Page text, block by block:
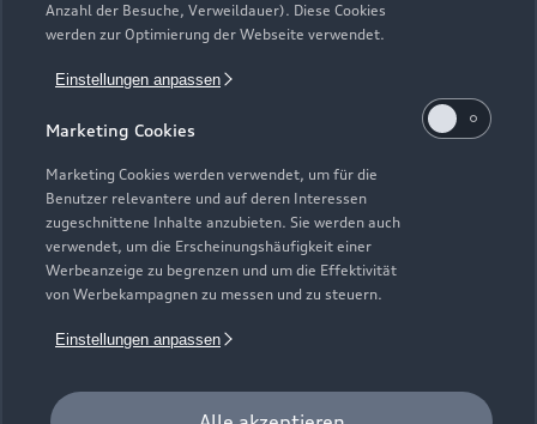
Anzahl der Besuche, Verweildauer). Diese Cookies
werden zur Optimierung der Webseite verwendet.
Einstellungen anpassen
Marketing Cookies
Marketing Cookies werden verwendet, um für die
Benutzer relevantere und auf deren Interessen
zugeschnittene Inhalte anzubieten. Sie werden auch
verwendet, um die Erscheinungshäufigkeit einer
Werbeanzeige zu begrenzen und um die Effektivität
von Werbekampagnen zu messen und zu steuern.
Einstellungen anpassen
Zur Inspektion
Zurück nach oben
Modelle
Alle Modelle
Plug-in-Hybride
Kaufen & leasen
Neuwagensuche
Saisonale Angebote
Support